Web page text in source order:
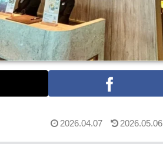
2026.04.07 2026.05.06